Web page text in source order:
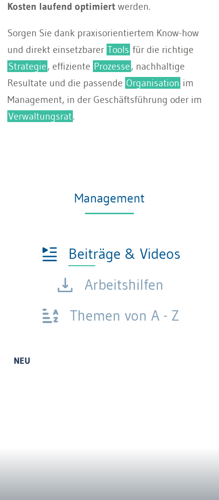
Kosten laufend optimiert werden.
Sorgen Sie dank praxisorientiertem Know-how
und direkt einsetzbarer Tools für die richtige
Strategie, effiziente Prozesse, nachhaltige
Resultate und die passende Organisation im
Management, in der Geschäftsführung oder im
Verwaltungsrat.
Management
Beiträge & Videos
Arbeitshilfen
Themen von A - Z
NEU